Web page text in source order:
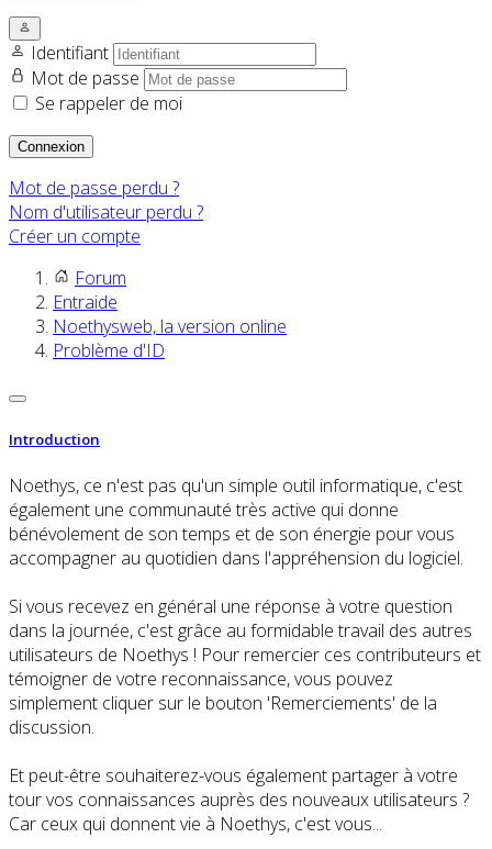
Identifiant
Mot de passe
Se rappeler de moi
Connexion
Mot de passe perdu ?
Nom d'utilisateur perdu ?
Créer un compte
Forum
Entraide
Noethysweb, la version online
Problème d'ID
Introduction
Noethys, ce n'est pas qu'un simple outil informatique, c'est
également une communauté très active qui donne
bénévolement de son temps et de son énergie pour vous
accompagner au quotidien dans l'appréhension du logiciel.
Si vous recevez en général une réponse à votre question
dans la journée, c'est grâce au formidable travail des autres
utilisateurs de Noethys ! Pour remercier ces contributeurs et
témoigner de votre reconnaissance, vous pouvez
simplement cliquer sur le bouton 'Remerciements' de la
discussion.
Et peut-être souhaiterez-vous également partager à votre
tour vos connaissances auprès des nouveaux utilisateurs ?
Car ceux qui donnent vie à Noethys, c'est vous...